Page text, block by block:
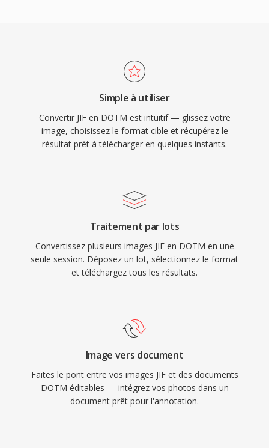
Simple à utiliser
Convertir JIF en DOTM est intuitif — glissez votre
image, choisissez le format cible et récupérez le
résultat prêt à télécharger en quelques instants.
Traitement par lots
Convertissez plusieurs images JIF en DOTM en une
seule session. Déposez un lot, sélectionnez le format
et téléchargez tous les résultats.
Image vers document
Faites le pont entre vos images JIF et des documents
DOTM éditables — intégrez vos photos dans un
document prêt pour l'annotation.